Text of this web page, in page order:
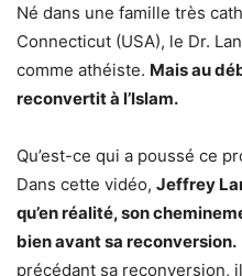
Né dans une famille très
Connecticut (USA), le Dr.
comme athéiste. Mais au
reconvertit à l’Islam.
Qu’est-ce qui a poussé ce
Dans cette vidéo, Jeffrey
qu’en réalité, son
bien avant sa reconversion.
précédant sa reconversion,